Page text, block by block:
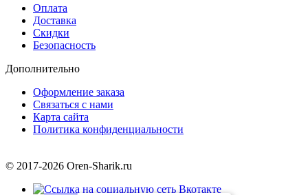
Оплата
Доставка
Скидки
Безопасность
Дополнительно
Оформление заказа
Связаться с нами
Карта сайта
Политика конфиденциальности
© 2017-2026 Oren-Sharik.ru